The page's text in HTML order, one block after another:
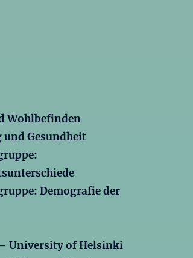
Wohlbefinden
Gesundheit
Demografie der
University of Helsinki